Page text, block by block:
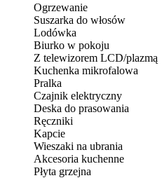
Ogrzewanie
Suszarka do włosów
Lodówka
Biurko w pokoju
Z telewizorem LCD/plazmą
Kuchenka mikrofalowa
Pralka
Czajnik elektryczny
Deska do prasowania
Ręczniki
Kapcie
Wieszaki na ubrania
Akcesoria kuchenne
Płyta grzejna